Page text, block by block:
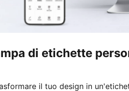
di etichette
il tuo design in